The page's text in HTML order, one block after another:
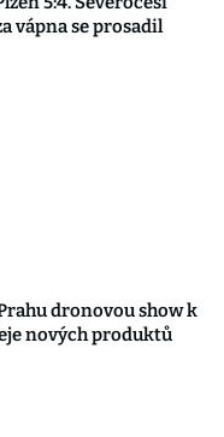
vápna se prosadil
dronovou show k
nových produktů